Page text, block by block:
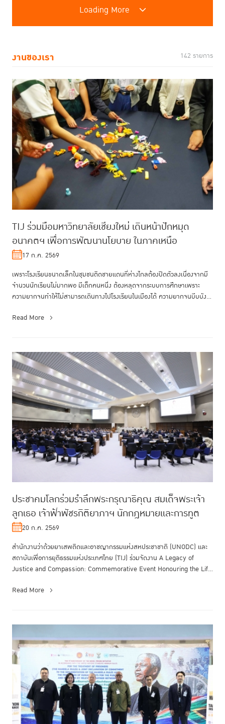
Loading More
งานของเรา 142 รายการ
TIJ ร่วมมือมหาวิทยาลัยเชียงใหม่ เดินหน้าปักหมุด
อนาคตฯ เพื่อการพัฒนานโยบาย ในภาคเหนือ
17 ก.ค. 2569
เพราะโรงเรียนขนาดเล็กในชุมชนติดชายแดนที่ห่างไกลต้องปิดตัวลงเนื่องจากมี
จำนวนนักเรียนไม่มากพอ มีเด็กคนหนึ่ง ต้องหลุดจากระบบการศึกษาเพราะ
ความยากจนทำให้ไม่สามารถเดินทางไปโรงเรียนในเมืองได้ ความยากจนบีบบัง...
Read More
ประชาคมโลกร่วมรำลึกพระกรุณาธิคุณ สมเด็จพระเจ้า
ลูกเธอ เจ้าฟ้าพัชรกิติยาภาฯ นักกฎหมายและการทูต
20 ก.ค. 2569
สำนักงานว่าด้วยยาเสพติดและอาชญากรรมแห่งสหประชาชาติ (UNODC) และ
สถาบันเพื่อการยุติธรรมแห่งประเทศไทย (TIJ) ร่วมจัดงาน A Legacy of
Justice and Compassion: Commemorative Event Honouring the Life
Read More